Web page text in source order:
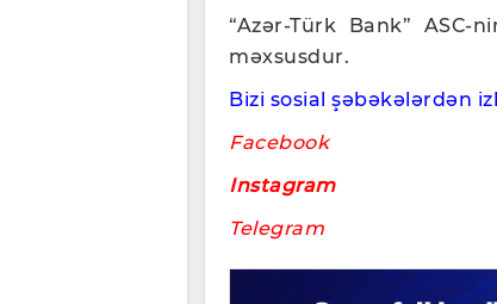
“Azər-Türk Bank”
məxsusdur.
Bizi sosial şəbəkələrdən
Facebook
Instagram
Telegram